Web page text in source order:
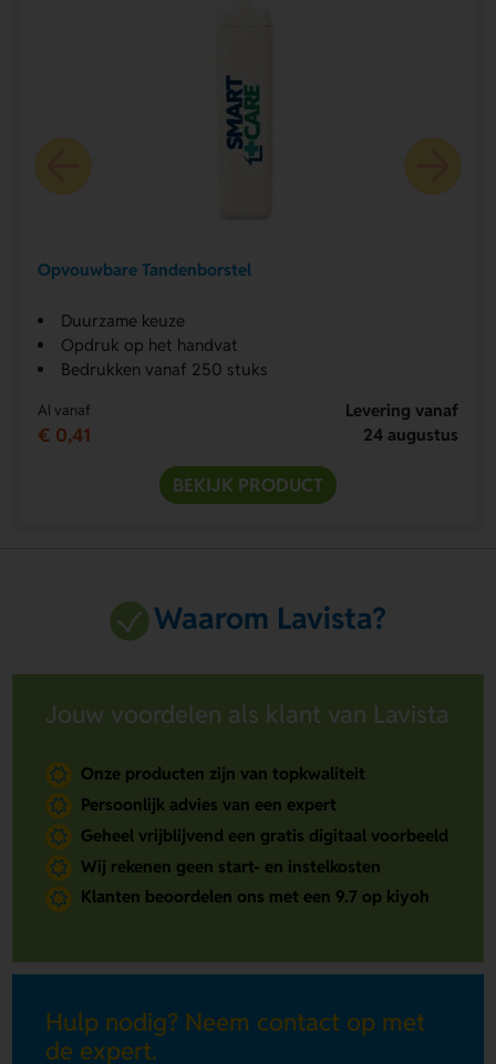
Opvouwbare Tandenborstel
Duurzame keuze
Opdruk op het handvat
Bedrukken vanaf 250 stuks
Al vanaf
€ 0,41
Levering vanaf
24 augustus
BEKIJK PRODUCT
Waarom Lavista?
Jouw voordelen als klant van Lavista
Onze producten zijn van topkwaliteit
Persoonlijk advies van een expert
Geheel vrijblijvend een gratis digitaal voorbeeld
Wij rekenen geen start- en instelkosten
Klanten beoordelen ons met een 9.7 op kiyoh
Hulp nodig? Neem contact op met
de expert.